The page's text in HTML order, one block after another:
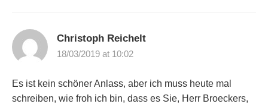
Christoph Reichelt
18/03/2019 at 10:02
Es ist kein schöner Anlass, aber ich muss heute mal
schreiben, wie froh ich bin, dass es Sie, Herr Broeckers,